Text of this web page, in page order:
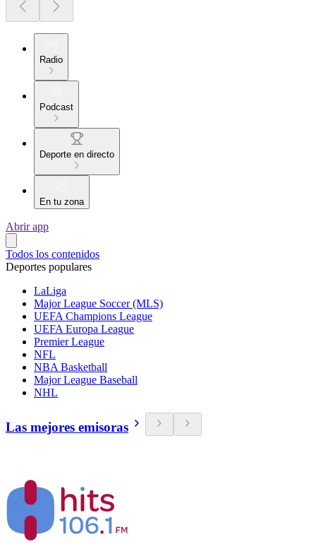
Radio
Podcast
Deporte en directo
En tu zona
Abrir app
Todos los contenidos
Deportes populares
LaLiga
Major League Soccer (MLS)
UEFA Champions League
UEFA Europa League
Premier League
NFL
NBA Basketball
Major League Baseball
NHL
Las mejores emisoras